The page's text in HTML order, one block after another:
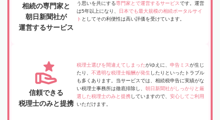
相続の専門家と
朝日新聞社が
運営するサービス
う思いを共にする専門家とで運営するサービスです。運営
は5年以上になり、
日本でも最大規模の相続ポータルサイ
ト としてその利便性は高い評価を受けています。
信頼できる
税理士のみと提携
税理士選びを間違えてしまったがゆえに、 申告ミスが生じ
たり、 不透明な税理士報酬が発生 したりといったトラブル
も多くあります。当サービスでは、相続税申告に実績がな
い税理士事務所は徹底排除し、 朝日新聞社がしっかりと厳
選した税理士のみと提携していますので、 安心してご利用
いただけます。